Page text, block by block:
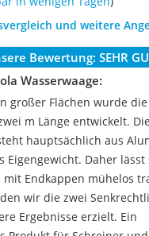
und weitere
Bewertung: SEHR
Wasserwaage:
großer Flächen wurde die
m Länge entwickelt.
hauptsächlich aus
Eigengewicht. Daher lässt
mit Endkappen mühelos
wir die zwei
Ergebnisse erzielt. Ein